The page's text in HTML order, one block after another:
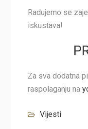
Radujemo se
iskustava!
Za sva dodatna
raspolaganju na
Vijesti